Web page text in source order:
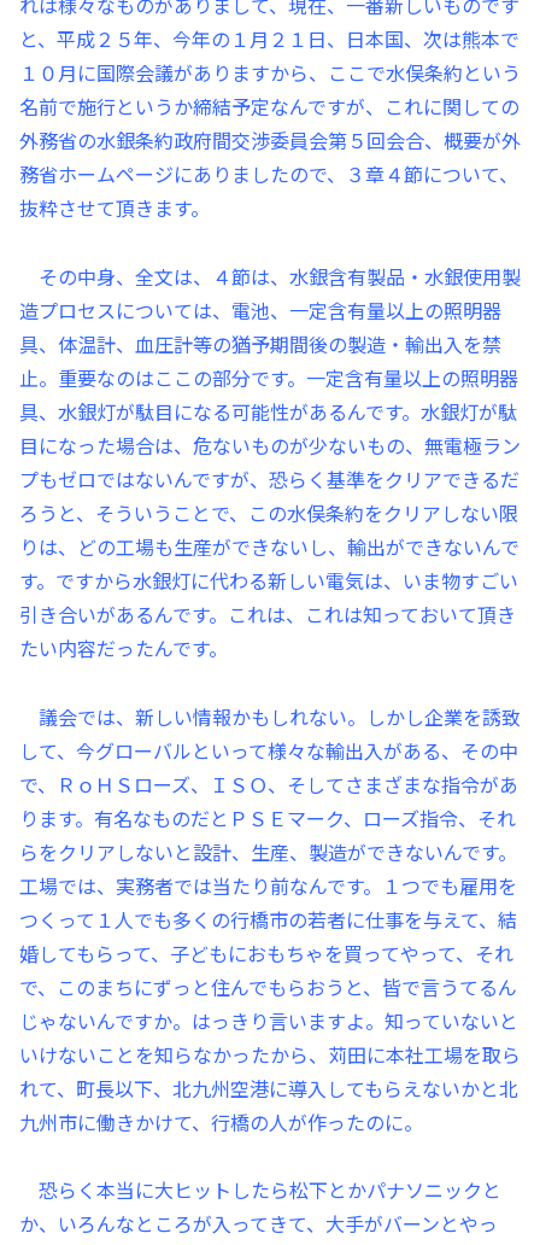
と、平成２５年、今年の１月２１日、日本国、次は熊本で
１０月に国際会議がありますから、ここで水俣条約という
名前で施行というか締結予定なんですが、これに関しての
外務省の水銀条約政府間交渉委員会第５回会合、概要が外
務省ホームページにありましたので、３章４節について、
抜粋させて頂きます。
その中身、全文は、４節は、水銀含有製品・水銀使用製
造プロセスについては、電池、一定含有量以上の照明器
具、体温計、血圧計等の猶予期間後の製造・輸出入を禁
止。重要なのはここの部分です。一定含有量以上の照明器
具、水銀灯が駄目になる可能性があるんです。水銀灯が駄
目になった場合は、危ないものが少ないもの、無電極ラン
プもゼロではないんですが、恐らく基準をクリアできるだ
ろうと、そういうことで、この水俣条約をクリアしない限
りは、どの工場も生産ができないし、輸出ができないんで
す。ですから水銀灯に代わる新しい電気は、いま物すごい
引き合いがあるんです。これは、これは知っておいて頂き
たい内容だったんです。
議会では、新しい情報かもしれない。しかし企業を誘致
して、今グローバルといって様々な輸出入がある、その中
で、ＲｏＨＳローズ、ＩＳＯ、そしてさまざまな指令があ
ります。有名なものだとＰＳＥマーク、ローズ指令、それ
らをクリアしないと設計、生産、製造ができないんです。
工場では、実務者では当たり前なんです。１つでも雇用を
つくって１人でも多くの行橋市の若者に仕事を与えて、結
婚してもらって、子どもにおもちゃを買ってやって、それ
で、このまちにずっと住んでもらおうと、皆で言うてるん
じゃないんですか。はっきり言いますよ。知っていないと
いけないことを知らなかったから、苅田に本社工場を取ら
れて、町長以下、北九州空港に導入してもらえないかと北
九州市に働きかけて、行橋の人が作ったのに。
恐らく本当に大ヒットしたら松下とかパナソニックと
か、いろんなところが入ってきて、大手がバーンとやっ